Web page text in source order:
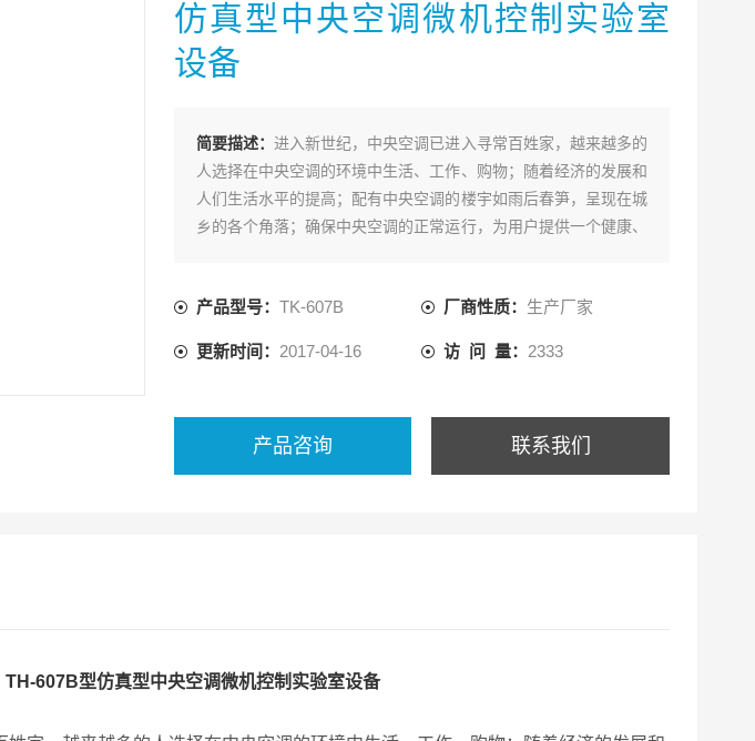
仿真型中央空调微机控制实验室
设备
简要描述：进入新世纪，中央空调已进入寻常百姓家，越来越多的
人选择在中央空调的环境中生活、工作、购物；随着经济的发展和
人们生活水平的提高；配有中央空调的楼宇如雨后春笋，呈现在城
乡的各个角落；确保中央空调的正常运行，为用户提供一个健康、
才
产品型号： TK-607B 厂商性质： 生产厂家
更新时间： 2017-04-16 访 问 量： 2333
产品咨询 联系我们
TH-607B型仿真型中央空调微机控制实验室设备